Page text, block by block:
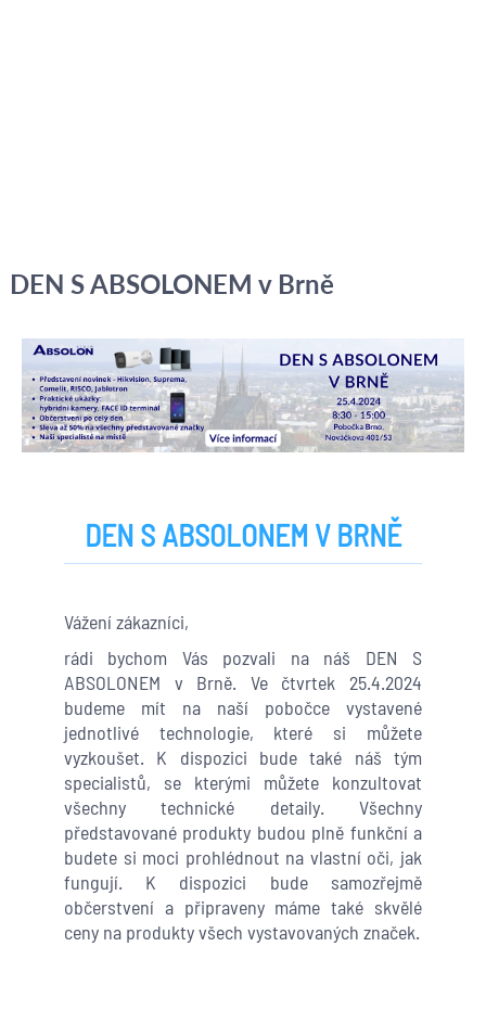
DEN S ABSOLONEM v Brně
DEN S ABSOLONEM V BRNĚ
Vážení zákazníci,
rádi bychom Vás pozvali na náš DEN S
ABSOLONEM v Brně. Ve čtvrtek 25.4.2024
budeme mít na naší pobočce vystavené
jednotlivé technologie, které si můžete
vyzkoušet. K dispozici bude také náš tým
specialistů, se kterými můžete konzultovat
všechny technické detaily. Všechny
představované produkty budou plně funkční a
budete si moci prohlédnout na vlastní oči, jak
fungují. K dispozici bude samozřejmě
občerstvení a připraveny máme také skvělé
ceny na produkty všech vystavovaných značek.